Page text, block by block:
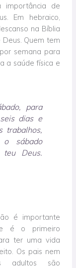
importância de
Em hebraico,
na Bíblia
Quem tem
semana para
a saúde física e
para
dias e
trabalhos,
sábado
Deus.
é importante
é o primeiro
ter uma vida
Os pais nem
adultos são